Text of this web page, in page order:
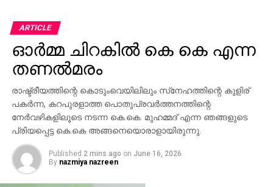
ARTICLE
ഓർമ്മ ചിറകിൽ കെ കെ എന്ന
തണൽമരം
രാഷ്ട്രീയത്തിന്റെ കൊടുംവെയിലിലും സ്‌നേഹത്തിന്റെ കുളിര്
പകര്‍ന്ന, കറപുരളാത്ത പൊതുപ്രവര്‍ത്തനത്തിന്റെ
നേര്‍വഴികളിലൂടെ നടന്ന കെ.കെ. മുഹമ്മദ് എന്ന ഞങ്ങളുടെ
പ്രിയപ്പെട്ട കെ.കെ അങ്ങനെയൊരാളായിരുന്നു.
Published 2 mins ago on June 16, 2026
By nazmiya nazreen